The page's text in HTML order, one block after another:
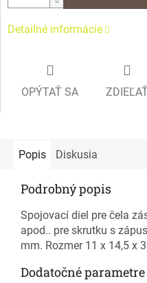
Detailné informácie
OPÝTAŤ SA
Popis Diskusia
Podrobný popis
Spojovací diel pre čela
apod.. pre skrutku s
mm. Rozmer 11 x 14,5 x
Dodatočné parametre